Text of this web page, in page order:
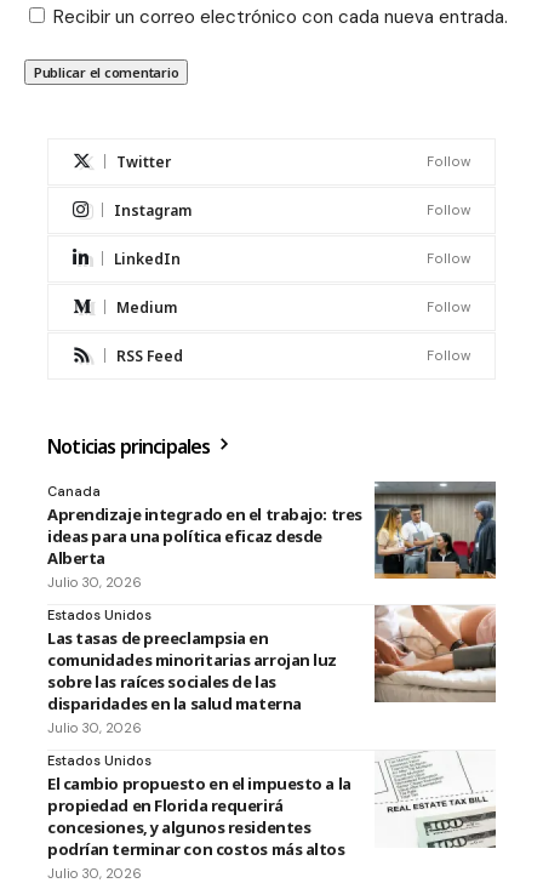
Recibir un correo electrónico con cada nueva entrada.
Twitter Follow
Instagram Follow
LinkedIn Follow
Medium Follow
RSS Feed Follow
Noticias principales
Canada
Aprendizaje integrado en el trabajo: tres
ideas para una política eficaz desde
Alberta
Julio 30, 2026
Estados Unidos
Las tasas de preeclampsia en
comunidades minoritarias arrojan luz
sobre las raíces sociales de las
disparidades en la salud materna
Julio 30, 2026
Estados Unidos
El cambio propuesto en el impuesto a la
propiedad en Florida requerirá
concesiones, y algunos residentes
podrían terminar con costos más altos
Julio 30, 2026